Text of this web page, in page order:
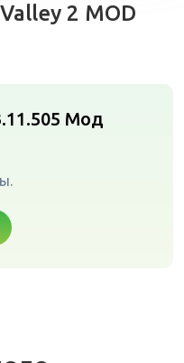
2 MOD
Мод